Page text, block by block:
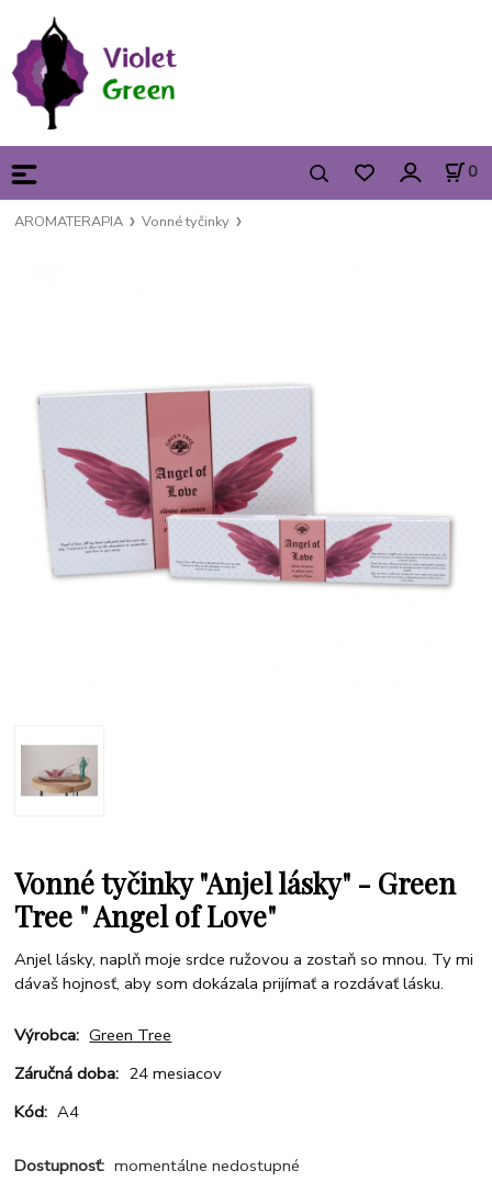
0
AROMATERAPIA Vonné tyčinky
Vonné tyčinky "Anjel lásky" - Green
Tree " Angel of Love"
Anjel lásky, naplň moje srdce ružovou a zostaň so mnou. Ty mi
dávaš hojnosť, aby som dokázala prijímať a rozdávať lásku.
Výrobca: Green Tree
Záručná doba: 24 mesiacov
Kód: A4
Dostupnosť: momentálne nedostupné